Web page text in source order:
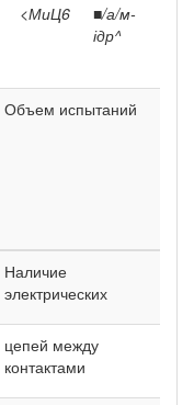
<МиЦ6 ■/а/м-
ідр^
Объем испытаний
Наличие
электрических
цепей между
контактами